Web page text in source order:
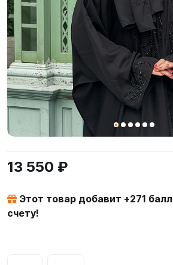
13 550 ₽
Этот товар добавит +271
счету!